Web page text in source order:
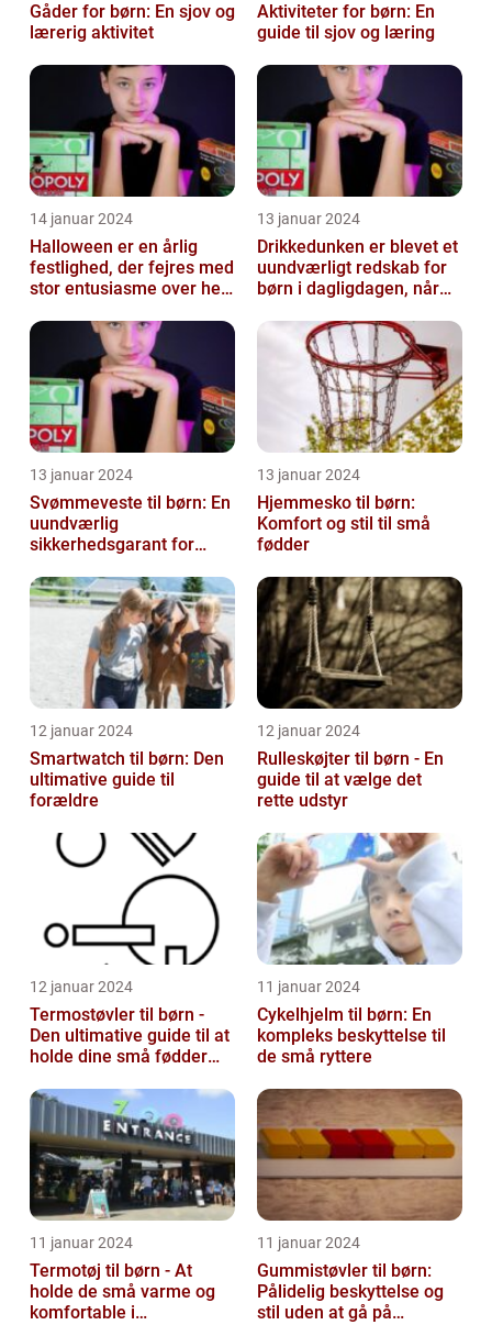
Gåder for børn: En sjov og
lærerig aktivitet
Aktiviteter for børn: En
guide til sjov og læring
14 januar 2024
Halloween er en årlig
festlighed, der fejres med
stor entusiasme over hele
13 januar 2024
Drikkedunken er blevet et
uundværligt redskab for
børn i dagligdagen, når
drik...
13 januar 2024
Svømmeveste til børn: En
uundværlig
sikkerhedsgarant for
13 januar 2024
Hjemmesko til børn:
Komfort og stil til små
fødder
12 januar 2024
Smartwatch til børn: Den
ultimative guide til
forældre
12 januar 2024
Rulleskøjter til børn - En
guide til at vælge det
rette udstyr
12 januar 2024
Termostøvler til børn -
Den ultimative guide til at
holde dine små fødder
11 januar 2024
Cykelhjelm til børn: En
kompleks beskyttelse til
de små ryttere
11 januar 2024
Termotøj til børn - At
holde de små varme og
komfortable i
11 januar 2024
Gummistøvler til børn:
Pålidelig beskyttelse og
stil uden at gå på